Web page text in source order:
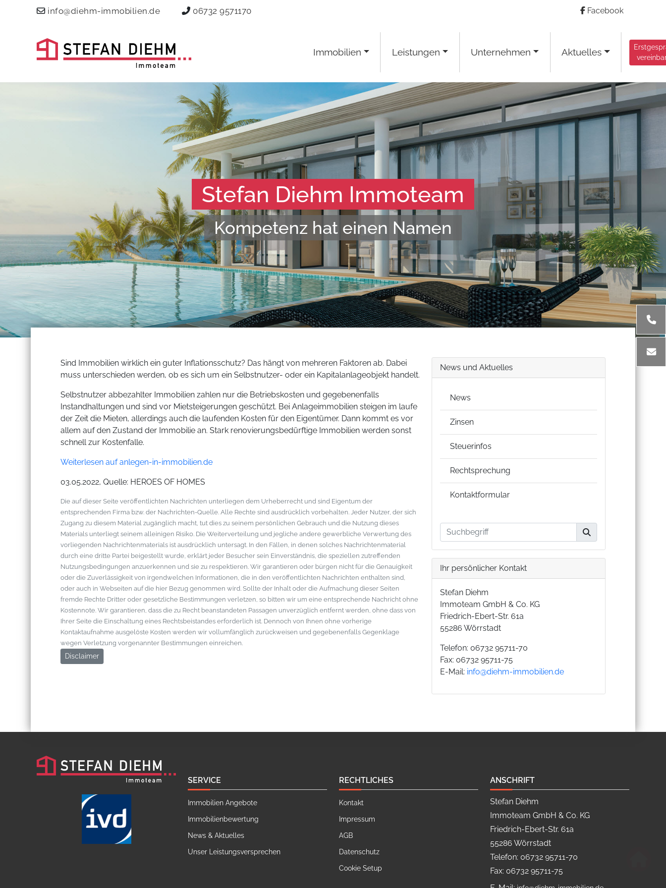
info@diehm-immobilien.de 06732 9571170 Facebook
Immobilien Leistungen Unternehmen Aktuelles
Stefan Diehm Immoteam
Kompetenz hat einen Namen
Sind Immobilien wirklich ein guter Inflationsschutz? Das hängt von mehreren Faktoren ab. Dabei
muss unterschieden werden, ob es sich um ein Selbstnutzer- oder ein Kapitalanlageobjekt handelt.
Selbstnutzer abbezahlter Immobilien zahlen nur die Betriebskosten und gegebenenfalls
Instandhaltungen und sind vor Mietsteigerungen geschützt. Bei Anlageimmobilien steigen im laufe
der Zeit die Mieten, allerdings auch die laufenden Kosten für den Eigentümer. Dann kommt es vor
allem auf den Zustand der Immobilie an. Stark renovierungsbedürftige Immobilien werden sonst
schnell zur Kostenfalle.
Weiterlesen auf anlegen-in-immobilien.de
03.05.2022, Quelle: HEROES OF HOMES
Die auf dieser Seite veröffentlichten Nachrichten unterliegen dem Urheberrecht und sind Eigentum der
entsprechenden Firma bzw. der Nachrichten-Quelle. Alle Rechte sind ausdrücklich vorbehalten. Jeder Nutzer, der sich
Zugang zu diesem Material zugänglich macht, tut dies zu seinem persönlichen Gebrauch und die Nutzung dieses
Materials unterliegt seinem alleinigen Risiko. Die Weiterverteilung und jegliche andere gewerbliche Verwertung des
vorliegenden Nachrichtenmaterials ist ausdrücklich untersagt. In den Fällen, in denen solches Nachrichtenmaterial
durch eine dritte Partei beigestellt wurde, erklärt jeder Besucher sein Einverständnis, die speziellen zutreffenden
Nutzungsbedingungen anzuerkennen und sie zu respektieren. Wir garantieren oder bürgen nicht für die Genauigkeit
oder die Zuverlässigkeit von irgendwelchen Informationen, die in den veröffentlichten Nachrichten enthalten sind,
oder auch in Webseiten auf die hier Bezug genommen wird. Sollte der Inhalt oder die Aufmachung dieser Seiten
fremde Rechte Dritter oder gesetzliche Bestimmungen verletzen, so bitten wir um eine entsprechende Nachricht ohne
Kostennote. Wir garantieren, dass die zu Recht beanstandeten Passagen unverzüglich entfernt werden, ohne dass von
Ihrer Seite die Einschaltung eines Rechtsbeistandes erforderlich ist. Dennoch von Ihnen ohne vorherige
Kontaktaufnahme ausgelöste Kosten werden wir vollumfänglich zurückweisen und gegebenenfalls Gegenklage
wegen Verletzung vorgenannter Bestimmungen einreichen.
Disclaimer
News und Aktuelles
News
Zinsen
Steuerinfos
Rechtsprechung
Kontaktformular
Ihr persönlicher Kontakt
Stefan Diehm
Immoteam GmbH & Co. KG
Friedrich-Ebert-Str. 61a
55286 Wörrstadt
Telefon: 06732 95711-70
Fax: 06732 95711-75
E-Mail: info@diehm-immobilien.de
SERVICE
Immobilien Angebote
Immobilienbewertung
News & Aktuelles
Unser Leistungsversprechen
RECHTLICHES
Kontakt
Impressum
AGB
Datenschutz
Cookie Setup
ANSCHRIFT
Stefan Diehm
Immoteam GmbH & Co. KG
Friedrich-Ebert-Str. 61a
55286 Wörrstadt
Telefon: 06732 95711-70
Fax: 06732 95711-75